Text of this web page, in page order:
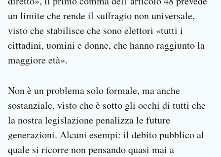
un limite che rende il suffragio non universale,
visto che stabilisce che sono elettori «tutti i
cittadini, uomini e donne, che hanno raggiunto la
maggiore età».
Non è un problema solo formale, ma anche
sostanziale, visto che è sotto gli occhi di tutti che
la nostra legislazione penalizza le future
generazioni. Alcuni esempi: il debito pubblico al
quale si ricorre non pensando quasi mai a